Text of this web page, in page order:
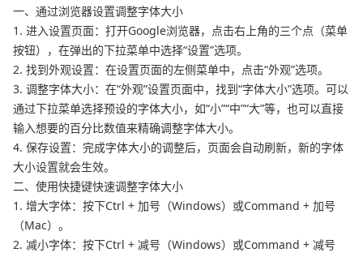
一、通过浏览器设置调整字体大小
1. 进入设置页面：打开Google浏览器，点击右上角的三个点（菜单
按钮），在弹出的下拉菜单中选择“设置”选项。
2. 找到外观设置：在设置页面的左侧菜单中，点击“外观”选项。
3. 调整字体大小：在“外观”设置页面中，找到“字体大小”选项。可以
通过下拉菜单选择预设的字体大小，如“小”“中”“大”等，也可以直接
输入想要的百分比数值来精确调整字体大小。
4. 保存设置：完成字体大小的调整后，页面会自动刷新，新的字体
大小设置就会生效。
二、使用快捷键快速调整字体大小
1. 增大字体：按下Ctrl + 加号（Windows）或Command + 加号
（Mac）。
2. 减小字体：按下Ctrl + 减号（Windows）或Command + 减号